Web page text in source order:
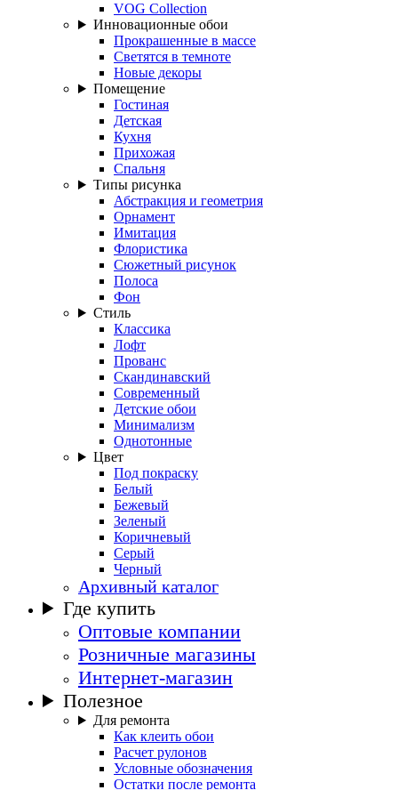
VOG Collection
Инновационные обои
Прокрашенные в массе
Светятся в темноте
Новые декоры
Помещение
Гостиная
Детская
Кухня
Прихожая
Спальня
Типы рисунка
Абстракция и геометрия
Орнамент
Имитация
Флористика
Сюжетный рисунок
Полоса
Фон
Стиль
Классика
Лофт
Прованс
Скандинавский
Современный
Детские обои
Минимализм
Однотонные
Цвет
Под покраску
Белый
Бежевый
Зеленый
Коричневый
Серый
Черный
Архивный каталог
Где купить
Оптовые компании
Розничные магазины
Интернет-магазин
Полезное
Для ремонта
Как клеить обои
Расчет рулонов
Условные обозначения
Остатки после ремонта